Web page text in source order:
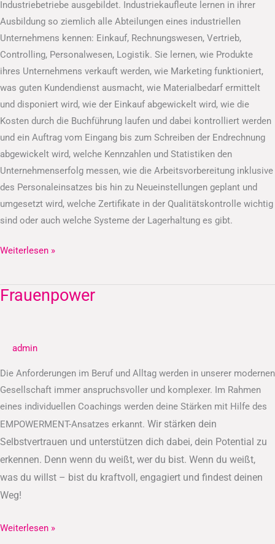
Industriebetriebe ausgebildet. Industriekaufleute lernen in ihrer
Ausbildung so ziemlich alle Abteilungen eines industriellen
Unternehmens kennen: Einkauf, Rechnungswesen, Vertrieb,
Controlling, Personalwesen, Logistik. Sie lernen, wie Produkte
ihres Unternehmens verkauft werden, wie Marketing funktioniert,
was guten Kundendienst ausmacht, wie Materialbedarf ermittelt
und disponiert wird, wie der Einkauf abgewickelt wird, wie die
Kosten durch die Buchführung laufen und dabei kontrolliert werden
und ein Auftrag vom Eingang bis zum Schreiben der Endrechnung
abgewickelt wird, welche Kennzahlen und Statistiken den
Unternehmenserfolg messen, wie die Arbeitsvorbereitung inklusive
des Personaleinsatzes bis hin zu Neueinstellungen geplant und
umgesetzt wird, welche Zertifikate in der Qualitätskontrolle wichtig
sind oder auch welche Systeme der Lagerhaltung es gibt.
Weiterlesen »
Frauenpower
admin
Die Anforderungen im Beruf und Alltag werden in unserer modernen
Gesellschaft immer anspruchsvoller und komplexer. Im Rahmen
eines individuellen Coachings werden deine Stärken mit Hilfe des
EMPOWERMENT-Ansatzes erkannt. Wir stärken dein
Selbstvertrauen und unterstützen dich dabei, dein Potential zu
erkennen. Denn wenn du weißt, wer du bist. Wenn du weißt,
was du willst – bist du kraftvoll, engagiert und findest deinen
Weg!
Frauenpower
Weiterlesen »